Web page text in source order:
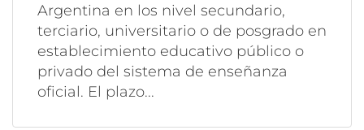
Argentina en los nivel secundario,
terciario, universitario o de posgrado en
establecimiento educativo público o
privado del sistema de enseñanza
oficial. El plazo...